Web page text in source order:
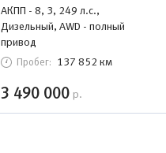
АКПП - 8, 3, 249 л.с.,
Дизельный, AWD - полный
привод
Пробег: 137 852 км
3 490 000 р.